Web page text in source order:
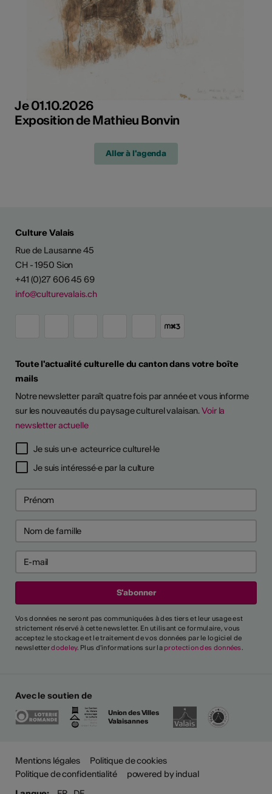
Je 01.10.2026
Exposition de Mathieu Bonvin
Aller à l'agenda
Culture Valais
Rue de Lausanne 45
CH - 1950 Sion
+41 (0)27 606 45 69
info@culturevalais.ch
Toute l'actualité culturelle du canton dans votre boîte
mails
Notre newsletter paraît quatre fois par année et vous informe
sur les nouveautés du paysage culturel valaisan.Voir la
newsletter actuelle
Je suis un·e acteur·rice culturel·le
Je suis intéressé·e par la culture
Vos données ne seront pas communiquées à des tiers et leur usage est
strictement réservé à cette newsletter. En utilisant ce formulaire, vous
acceptez le stockage et le traitement de vos données par le logiciel de
newsletterdodeley. Plus d'informations sur la protection des données.
Avec le soutien de
Union des Villes
Valaisannes
Mentions légales
Politique de cookies
Politique de confidentialité
powered by indual